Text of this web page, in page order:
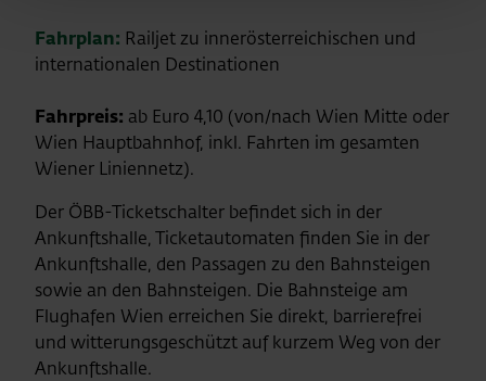
Fahrplan: Railjet zu innerösterreichischen und
internationalen Destinationen
Fahrpreis: ab Euro 4,10 (von/nach Wien Mitte oder
Wien Hauptbahnhof, inkl. Fahrten im gesamten
Wiener Liniennetz).
Der ÖBB-Ticketschalter befindet sich in der
Ankunftshalle, Ticketautomaten finden Sie in der
Ankunftshalle, den Passagen zu den Bahnsteigen
sowie an den Bahnsteigen. Die Bahnsteige am
Flughafen Wien erreichen Sie direkt, barrierefrei
und witterungsgeschützt auf kurzem Weg von der
Ankunftshalle.